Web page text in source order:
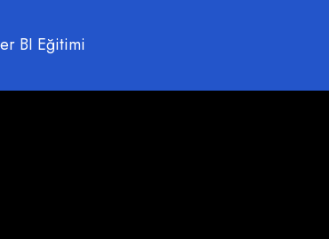
BI Eğitimi